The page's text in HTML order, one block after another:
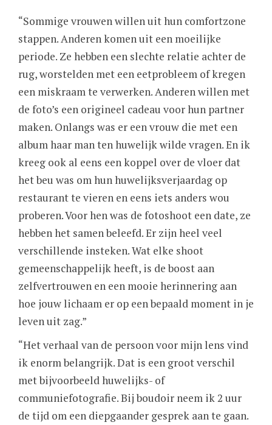
“Sommige vrouwen willen uit hun comfortzone
stappen. Anderen komen uit een moeilijke
periode. Ze hebben een slechte relatie achter de
rug, worstelden met een eetprobleem of kregen
een miskraam te verwerken. Anderen willen met
de foto’s een origineel cadeau voor hun partner
maken. Onlangs was er een vrouw die met een
album haar man ten huwelijk wilde vragen. En ik
kreeg ook al eens een koppel over de vloer dat
het beu was om hun huwelijksverjaardag op
restaurant te vieren en eens iets anders wou
proberen. Voor hen was de fotoshoot een date, ze
hebben het samen beleefd. Er zijn heel veel
verschillende insteken. Wat elke shoot
gemeenschappelijk heeft, is de boost aan
zelfvertrouwen en een mooie herinnering aan
hoe jouw lichaam er op een bepaald moment in je
leven uit zag.”
“Het verhaal van de persoon voor mijn lens vind
ik enorm belangrijk. Dat is een groot verschil
met bijvoorbeeld huwelijks- of
communiefotografie. Bij boudoir neem ik 2 uur
de tijd om een diepgaander gesprek aan te gaan.